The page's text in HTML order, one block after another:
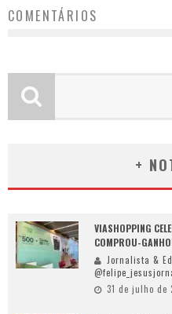
COMENTÁRIOS
+
VIASHOPPING
COMPROU-
Jornalista &
31 de julho de